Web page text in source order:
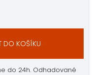
DO KOŠÍKU
do 24h. Odhadované